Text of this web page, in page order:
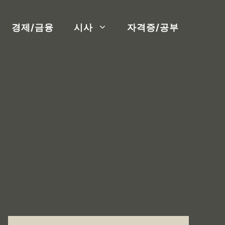
경제/금융 시사 자격증/공부